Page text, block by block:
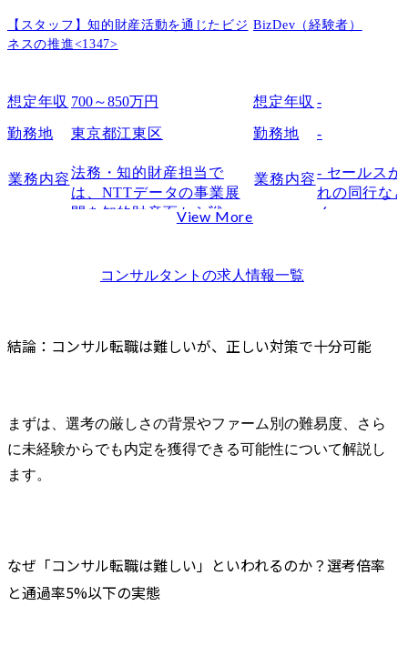
コンサル転職に受かる人・向いている人の共通点
論理的思考（ロジカルシンキング）を日常から実践している
難易度を突破しコンサル内定を勝ち取る「3つのポイント」
【志望動機】ファームの内部事情に即した「納得感のあるストーリー」
各ファームのパートナー・マネージャー層との強固なネットワーク
年収交渉から入社後の立ち上がり支援まで、一貫したキャリアサポート
コンサル転職に関するよくある質問（FAQ）
英語がまったく喋れなくても外資系コンサルに入れますか？
【スタッフ】知的財産活動を通じたビジ
ネスの推進<1347>
想定年収 700～850万円
勤務地 東京都江東区
業務内容法務・知的財産担当で
は、NTTデータの事業展
開を知的財産面から戦略
ェクトや当社事業の成長
かし、新たな領域に挑戦
待ちしています。
部署の主な業務
援、ビジネス拡大に向け
た戦略の策定・実行・検
View More
BizDev（経験者）
想定年収 -
勤務地 -
業務内容- セールスが
れの同行な
く。
ス提供を行
コンサルタント の求人情報一覧
結論：コンサル転職は難しいが、正しい対策で十分可能
まずは、選考の厳しさの背景やファーム別の難易度、さら
に未経験からでも内定を獲得できる可能性について解説し
ます。
なぜ「コンサル転職は難しい」といわれるのか？選考倍率
と通過率5%以下の実態